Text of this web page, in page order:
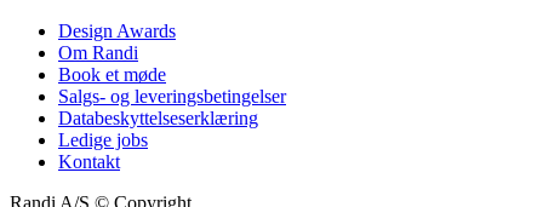
Design Awards
Om Randi
Book et møde
Salgs- og leveringsbetingelser
Databeskyttelseserklæring
Ledige jobs
Kontakt
Randi A/S © Copyright